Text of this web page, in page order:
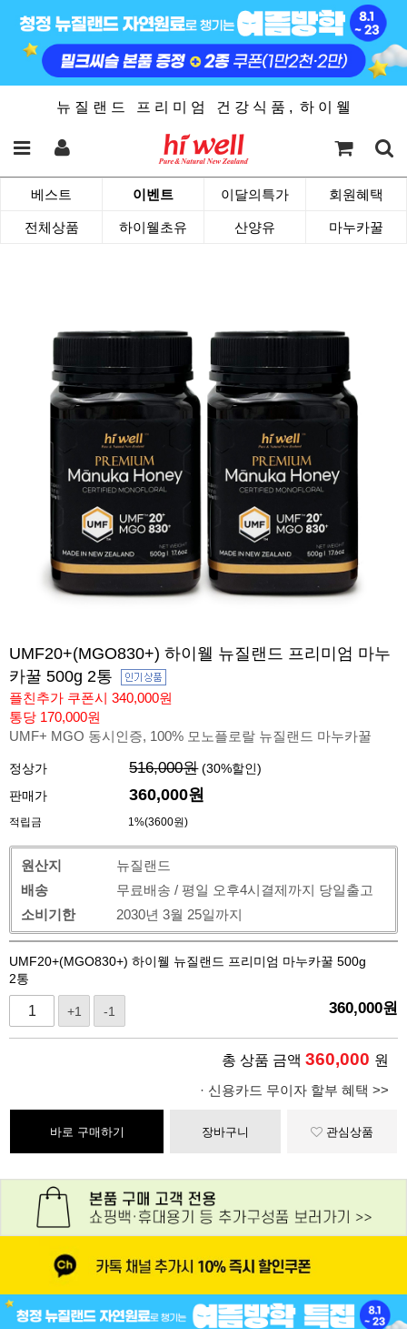
뉴 질 랜 드 프 리 미 엄 건 강 식 품 , 하 이 웰
베스트 이벤트 이달의특가 회원혜택
전체상품 하이웰초유 산양유 마누카꿀
UMF20+(MGO830+) 하이웰 뉴질랜드 프리미엄 마누
카꿀 500g 2통
플친추가 쿠폰시 340,000원
통당 170,000원
UMF+ MGO 동시인증, 100% 모노플로랄 뉴질랜드 마누카꿀
정상가 516,000원 (30%할인)
판매가
360,000원
적립금 1%(3600원)
원산지
뉴질랜드
배송
무료배송 / 평일 오후4시결제까지 당일출고
소비기한
2030년 3월 25일까지
UMF20+(MGO830+) 하이웰 뉴질랜드 프리미엄 마누카꿀 500g
2통
+1 -1 360,000원
총 상품 금액 360,000 원
· 신용카드 무이자 할부 혜택 >>
바로 구매하기 장바구니 관심상품